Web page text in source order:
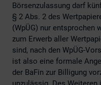
Börsenzulassung darf
§ 2 Abs. 2 des
(WpÜG) nur entsprochen
zum Erwerb aller
sind, nach den WpÜG-
ist also eine formale
der BaFin zur Billigung